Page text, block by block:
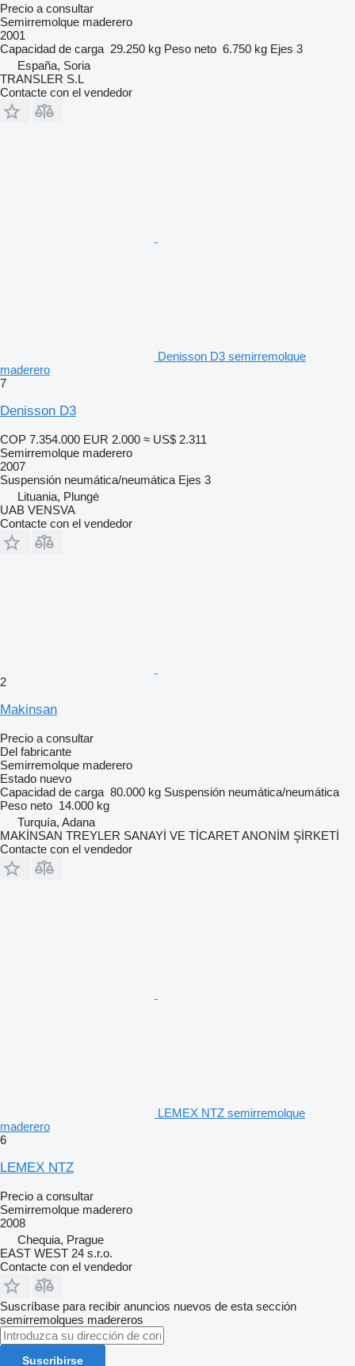
Precio a consultar
Semirremolque maderero
2001
Capacidad de carga 29.250 kg Peso neto 6.750 kg Ejes 3
España, Soria
TRANSLER S.L
Contacte con el vendedor
Denisson D3 semirremolque
maderero
7
Denisson D3
COP 7.354.000 EUR 2.000 ≈ US$ 2.311
Semirremolque maderero
2007
Suspensión neumática/neumática Ejes 3
Lituania, Plungė
UAB VENSVA
Contacte con el vendedor
2
Makinsan
Precio a consultar
Del fabricante
Semirremolque maderero
Estado nuevo
Capacidad de carga 80.000 kg Suspensión neumática/neumática
Peso neto 14.000 kg
Turquía, Adana
MAKİNSAN TREYLER SANAYİ VE TİCARET ANONİM ŞİRKETİ
Contacte con el vendedor
LEMEX NTZ semirremolque
maderero
6
LEMEX NTZ
Precio a consultar
Semirremolque maderero
2008
Chequia, Prague
EAST WEST 24 s.r.o.
Contacte con el vendedor
Suscríbase para recibir anuncios nuevos de esta sección
semirremolques madereros
Suscribirse